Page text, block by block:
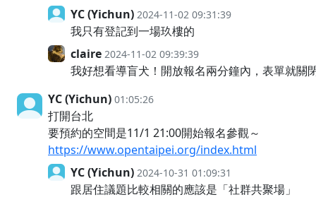
YC (Yichun) 2024-11-02 09:31:39
我只有登記到一場玖樓的
claire 2024-11-02 09:39:39
我好想看導盲犬！開放報名兩分鐘內，表單就關
YC (Yichun) 01:05:26
打開台北
要預約的空間是11/1 21:00開始報名參觀～
https://www.opentaipei.org/index.html
YC (Yichun) 2024-10-31 01:09:31
跟居住議題比較相關的應該是「社群共聚場」